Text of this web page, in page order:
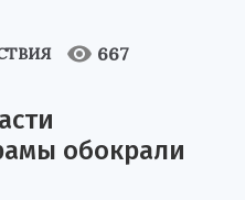
667
обокрали